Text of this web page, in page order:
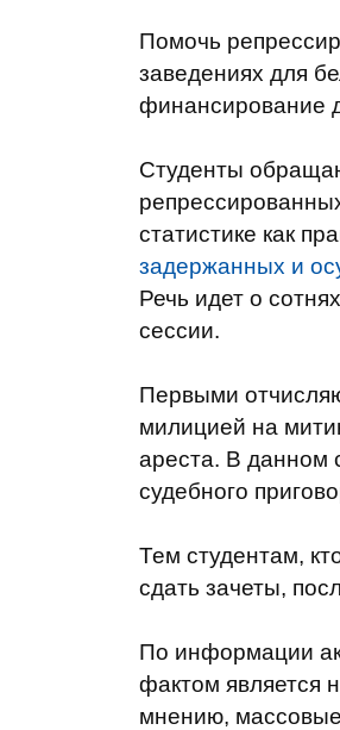
Помочь
заведениях для
финансирование
Студенты
статистике как
задержанных и
Речь идет о
сессии.
Первыми
милицией на
ареста. В данном
судебного
Тем студентам,
сдать зачеты,
По информации
фактом является
мнению, массовые